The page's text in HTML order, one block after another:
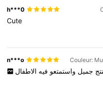
h***0
Cute
n***o Couleur:
جميل واستمتعو فيه الاطفال